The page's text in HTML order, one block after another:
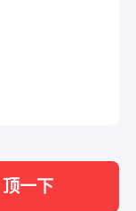
顶一下